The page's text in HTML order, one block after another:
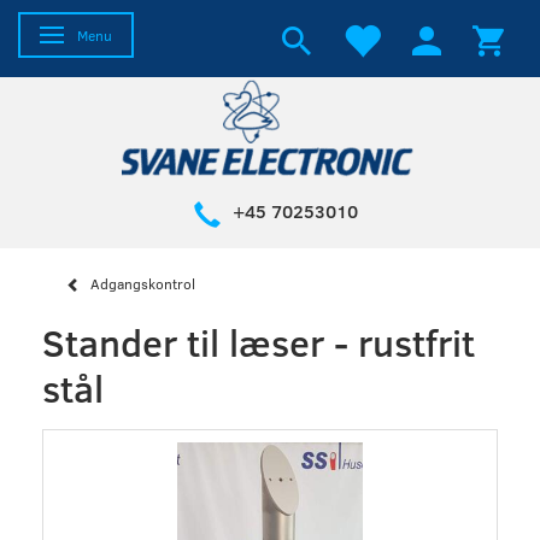
Toggle navigation
Menu
+45 70253010
Adgangskontrol
Stander til læser - rustfrit
stål